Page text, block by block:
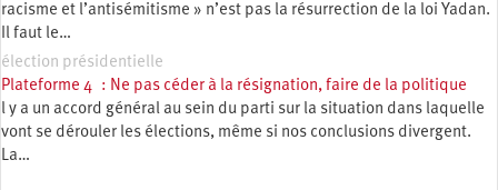
racisme et l’antisémitisme » n’est pas la résurrection de la loi Yadan.
Il faut le…
élection présidentielle
Plateforme 4 : Ne pas céder à la résignation, faire de la politique
l y a un accord général au sein du parti sur la situation dans laquelle
vont se dérouler les élections, même si nos conclusions divergent.
La…